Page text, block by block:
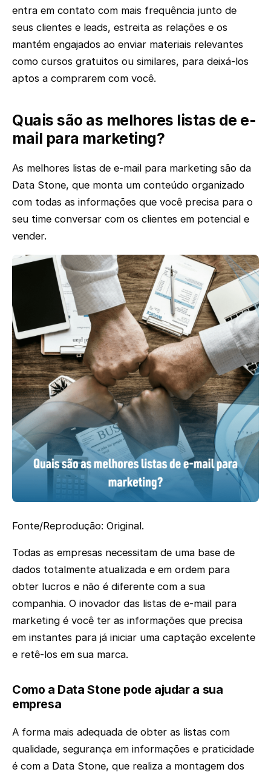
entra em contato com mais frequência junto de
seus clientes e leads, estreita as relações e os
mantém engajados ao enviar materiais relevantes
como cursos gratuitos ou similares, para deixá-los
aptos a comprarem com você.
Quais são as melhores listas de e-
mail para marketing?
As melhores listas de e-mail para marketing são da
Data Stone, que monta um conteúdo organizado
com todas as informações que você precisa para o
seu time conversar com os clientes em potencial e
vender.
Fonte/Reprodução: Original.
Todas as empresas necessitam de uma base de
dados totalmente atualizada e em ordem para
obter lucros e não é diferente com a sua
companhia. O inovador das listas de e-mail para
marketing é você ter as informações que precisa
em instantes para já iniciar uma captação excelente
e retê-los em sua marca.
Como a Data Stone pode ajudar a sua
empresa
A forma mais adequada de obter as listas com
qualidade, segurança em informações e praticidade
é com a Data Stone, que realiza a montagem dos